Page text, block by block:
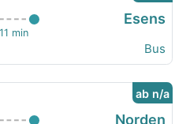
11 min
Esens
Bus
ab n/a
Norden